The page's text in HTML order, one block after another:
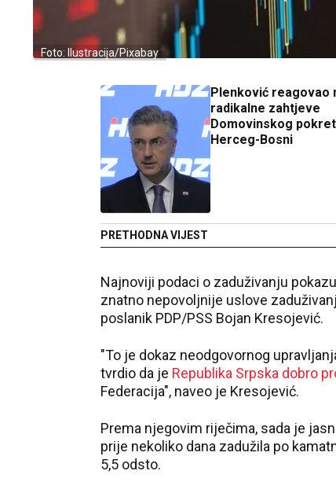
Foto: Ilustracija/Pixabay
Plenković reagovao
radikalne zahtjeve
Domovinskog
Herceg-Bosni
PRETHODNA VIJEST
Najnoviji podaci o zaduživanju
znatno nepovoljnije uslove
poslanik PDP/PSS Bojan Kresojević.
"To je dokaz neodgovornog
tvrdio da je Republika Srpska dobro
Federacija", naveo je Kresojević.
Prema njegovim riječima, sada je
prije nekoliko dana zadužila po
5,5 odsto.